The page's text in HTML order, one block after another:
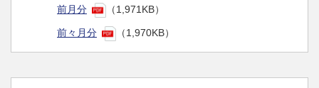
前月分 （1,971KB）
前々月分 （1,970KB）